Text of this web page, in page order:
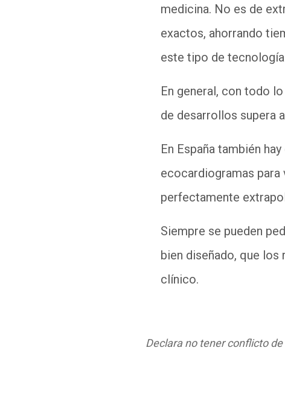
medicina. No es de
exactos, ahorrando
este tipo de
En general, con todo
de desarrollos supera
En España también
ecocardiogramas para
perfectamente
Siempre se pueden
bien diseñado, que
clínico.
Declara no tener conflicto